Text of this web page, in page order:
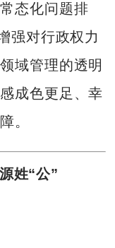
态化问题排
强对行政权力
域管理的透明
成色更足、幸
。
姓“公”